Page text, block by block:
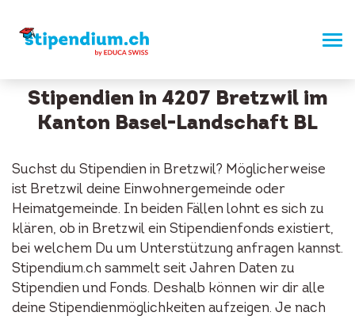
Stipendien in 4207 Bretzwil im
Kanton Basel-Landschaft BL
Suchst du Stipendien in Bretzwil? Möglicherweise
ist Bretzwil deine Einwohnergemeinde oder
Heimatgemeinde. In beiden Fällen lohnt es sich zu
klären, ob in Bretzwil ein Stipendienfonds existiert,
bei welchem Du um Unterstützung anfragen kannst.
Stipendium.ch sammelt seit Jahren Daten zu
Stipendien und Fonds. Deshalb können wir dir alle
deine Stipendienmöglichkeiten aufzeigen. Je nach